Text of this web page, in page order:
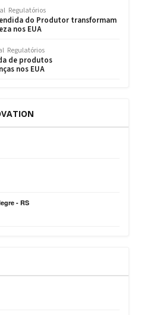
Regulatórios
do Produtor transformam
nos EUA
Regulatórios
de produtos
nos EUA
- RS